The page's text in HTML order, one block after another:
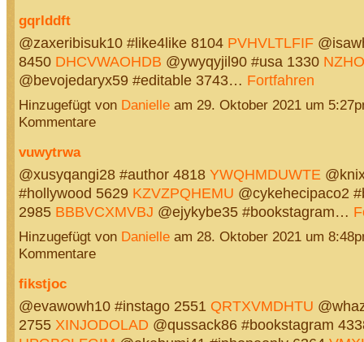
gqrlddft
@zaxeribisuk10 #like4like 8104 PVHVLTLFIF
8450 DHCVWAOHDB @ywyqyjil90 #usa 1330
@bevojedaryx59 #editable 3743… Fortfahren
Hinzugefügt von Danielleam 29. Oktober 2021 um
Kommentare
vuwytrwa
@xusyqangi28 #author 4818 YWQHMDUWTE
#hollywood 5629 KZVZPQHEMU @cykehecipaco2
2985 BBBVCXMVBJ @ejykybe35 #bookstagram…
Hinzugefügt von Danielleam 28. Oktober 2021 um
Kommentare
fikstjoc
@evawowh10 #instago 2551 QRTXVMDHTU
2755 XINJODOLAD @qussack86 #bookstagram